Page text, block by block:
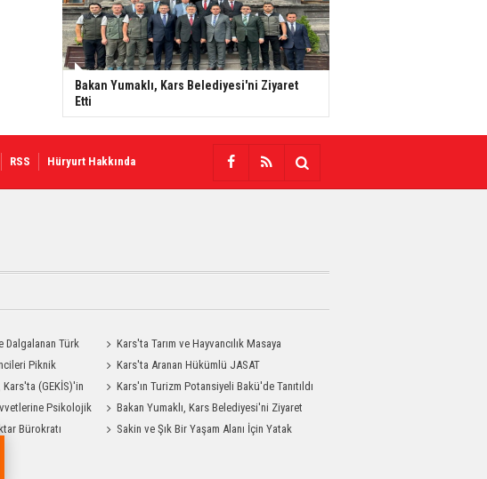
Bakan Yumaklı, Kars Belediyesi'ni Ziyaret
Etti
RSS Hüryurt Hakkında
Dalgalanan Türk
Topladı
Kars'ta Tarım ve Hayvancılık Masaya
Yatırıldı
Piknik
Kars'ta Aranan Hükümlü JASAT
Operasyonuyla Yakalandı
Kars'ta (GEKİS)'in
Kars'ın Turizm Potansiyeli Bakü'de Tanıtıldı
Psikolojik
Bakan Yumaklı, Kars Belediyesi'ni Ziyaret
Etti
Bürokratı
Sakin ve Şık Bir Yaşam Alanı İçin Yatak